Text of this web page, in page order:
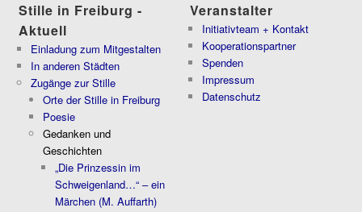
Stille in Freiburg -
Aktuell
Einladung zum Mitgestalten
In anderen Städten
Zugänge zur Stille
Orte der Stille in Freiburg
Poesie
Gedanken und
Geschichten
„Die Prinzessin im
Schweigenland…“ – ein
Märchen (M. Auffarth)
Veranstalter
Initiativteam + Kontakt
Kooperationspartner
Spenden
Impressum
Datenschutz